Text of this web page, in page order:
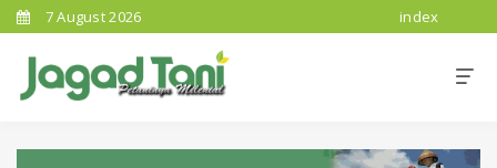
7 August 2026 index